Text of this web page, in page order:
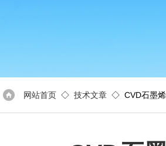
网站首页 ◇ 技术文章 ◇ CVD石墨烯